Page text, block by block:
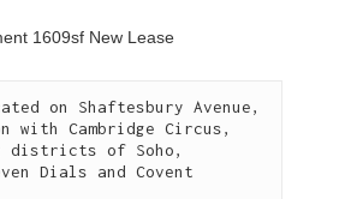
1609sf New Lease
on Shaftesbury Avenue,
Cambridge Circus,
districts of Soho,
Dials and Covent